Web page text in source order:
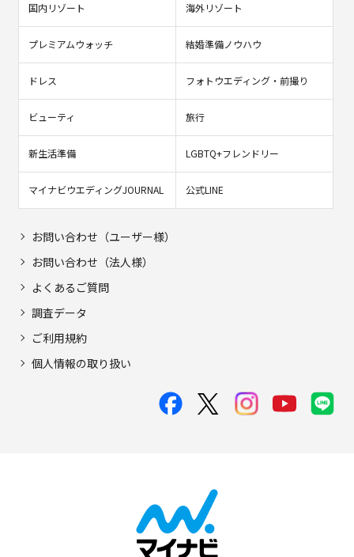
国内リゾート 海外リゾート
プレミアムウォッチ 結婚準備ノウハウ
ドレス フォトウエディング・前撮り
ビューティ 旅行
新生活準備 LGBTQ+フレンドリー
マイナビウエディングJOURNAL 公式LINE
お問い合わせ（ユーザー様）
お問い合わせ（法人様）
よくあるご質問
調査データ
ご利用規約
個人情報の取り扱い